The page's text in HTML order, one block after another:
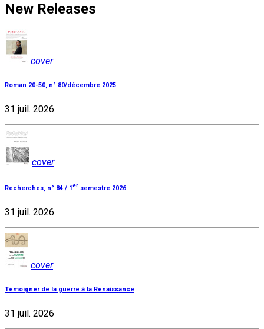
New Releases
cover
Roman 20-50, n° 80/décembre 2025
31 juil. 2026
cover
Recherches, n° 84 / 1er semestre 2026
31 juil. 2026
cover
Témoigner de la guerre à la Renaissance
31 juil. 2026